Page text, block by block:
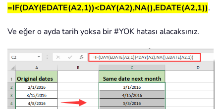
=IF(DAY(EDATE(A2,1))<DAY(A2),NA(),EDATE(A2,1)).
Ve eğer o ayda tarih yoksa bir #YOK hatası alacaksınız.